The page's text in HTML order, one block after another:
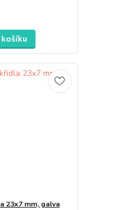
23x7 mm, galva